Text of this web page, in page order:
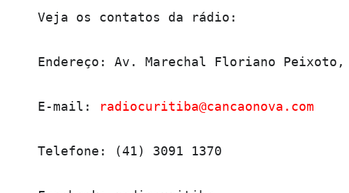
Veja os contatos da rádio:
Endereço: Av. Marechal Floriano
E-mail: radiocuritiba@cancaonova.com
Telefone: (41) 3091 1370